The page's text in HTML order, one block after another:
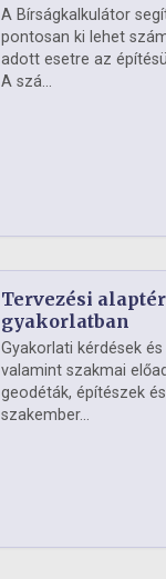
A Bírságkalkulátor
pontosan ki lehet
adott esetre az
A szá...
Tervezési
gyakorlatban
Gyakorlati kérdések
valamint szakmai
geodéták, építészek
szakember...